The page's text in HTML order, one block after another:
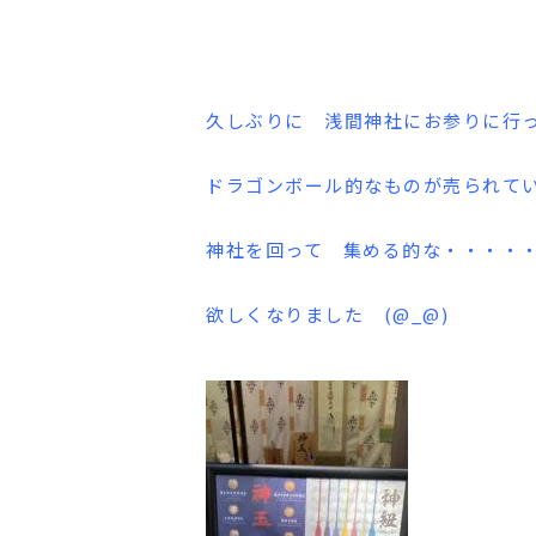
久しぶりに 浅間神社にお参りに行
ドラゴンボール的なものが売られて
神社を回って 集める的な・・・・・
欲しくなりました (@_@)